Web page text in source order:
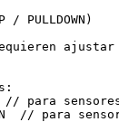
PULLDOWN)
// para
// para